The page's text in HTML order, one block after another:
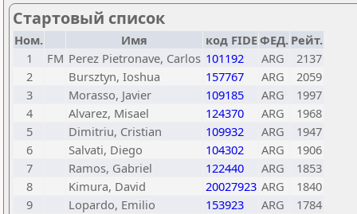
Стартовый список
Ном. Имя код FIDEФЕД. Рейт.
1
FM Perez Pietronave, Carlos 101192 ARG
2137
2
Bursztyn, Ioshua 157767 ARG
2059
3
Morasso, Javier 109185 ARG
1997
4
Alvarez, Misael 124370 ARG
1968
5
Dimitriu, Cristian 109932 ARG
1947
6
Salvati, Diego 104302 ARG
1906
7
Ramos, Gabriel 122440 ARG
1853
8
Kimura, David 20027923 ARG
1840
9
Lopardo, Emilio 153923 ARG
1784